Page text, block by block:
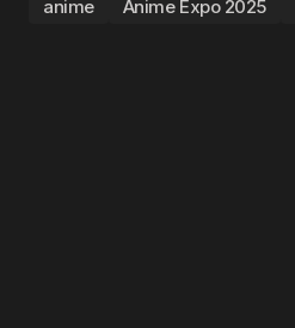
anime Anime Expo 2025